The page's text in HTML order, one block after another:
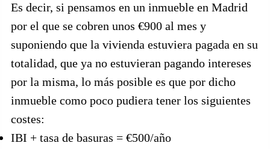
Es decir, si pensamos en un inmueble en Madrid
por el que se cobren unos €900 al mes y
suponiendo que la vivienda estuviera pagada en su
totalidad, que ya no estuvieran pagando intereses
por la misma, lo más posible es que por dicho
inmueble como poco pudiera tener los siguientes
costes:
IBI + tasa de basuras = €500/año